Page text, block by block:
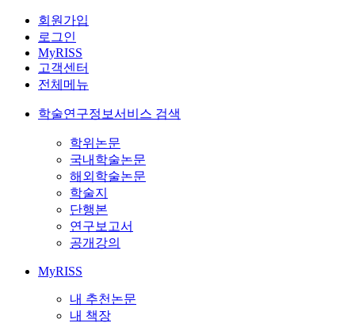
회원가입
로그인
MyRISS
고객센터
전체메뉴
학술연구정보서비스 검색
학위논문
국내학술논문
해외학술논문
학술지
단행본
연구보고서
공개강의
MyRISS
내 추천논문
내 책장